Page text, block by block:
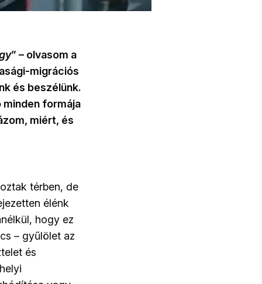
” – olvasom a
migrációs
és beszélünk.
formája
miért, és
térben, de
élénk
hogy ez
– gyűlölet az
és